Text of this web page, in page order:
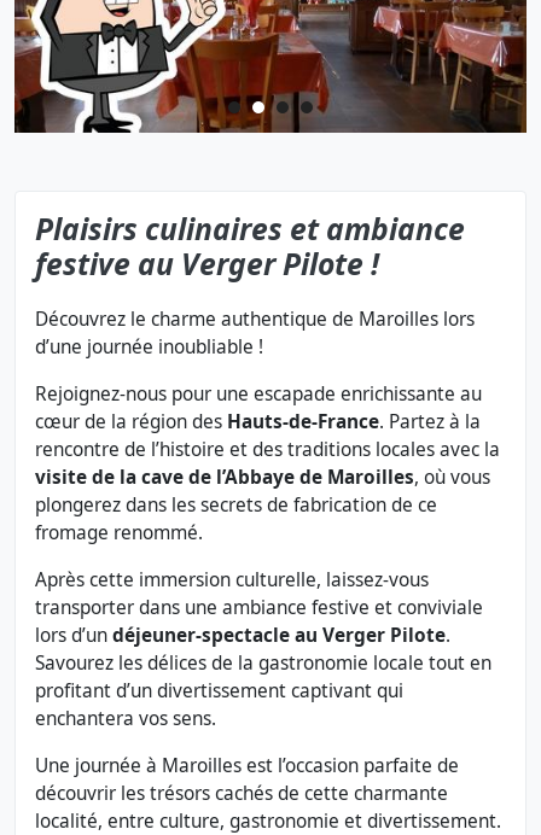
Plaisirs culinaires et ambiance
festive au Verger Pilote !
Découvrez le charme authentique de Maroilles lors
d’une journée inoubliable !
Rejoignez-nous pour une escapade enrichissante au
cœur de la région des Hauts-de-France. Partez à la
rencontre de l’histoire et des traditions locales avec la
visite de la cave de l’Abbaye de Maroilles, où vous
plongerez dans les secrets de fabrication de ce
fromage renommé.
Après cette immersion culturelle, laissez-vous
transporter dans une ambiance festive et conviviale
lors d’undéjeuner-spectacle au Verger Pilote.
Savourez les délices de la gastronomie locale tout en
profitant d’un divertissement captivant qui
enchantera vos sens.
Une journée à Maroilles est l’occasion parfaite de
découvrir les trésors cachés de cette charmante
localité, entre culture, gastronomie et divertissement.